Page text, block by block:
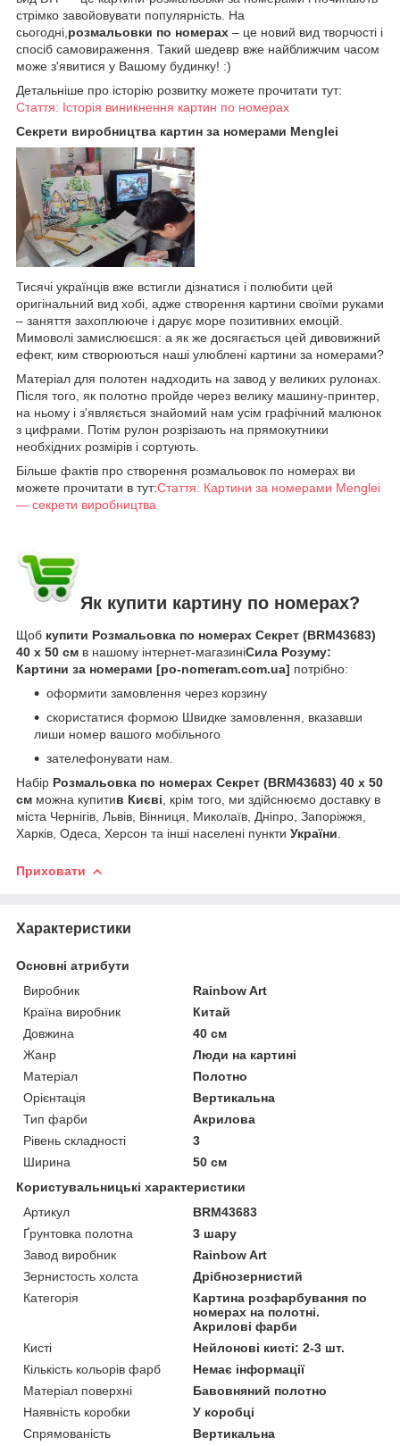
стрімко завойовувати популярність. На
сьогодні,розмальовки по номерах – це новий вид творчості і
спосіб самовираження. Такий шедевр вже найближчим часом
може з'явитися у Вашому будинку! :)
Детальніше про історію розвитку можете прочитати тут:
Стаття: Історія виникнення картин по номерах
Секрети виробництва картин за номерами Menglei
Тисячі українців вже встигли дізнатися і полюбити цей
оригінальний вид хобі, адже створення картини своїми руками
– заняття захоплююче і дарує море позитивних емоцій.
Мимоволі замислюєшся: а як же досягається цей дивовижний
ефект, ким створюються наші улюблені картини за номерами?
Матеріал для полотен надходить на завод у великих рулонах.
Після того, як полотно пройде через велику машину-принтер,
на ньому і з'являється знайомий нам усім графічний малюнок
з цифрами. Потім рулон розрізають на прямокутники
необхідних розмірів і сортують.
Більше фактів про створення розмальовок по номерах ви
можете прочитати в тут:Стаття: Картини за номерами Menglei
— секрети виробництва
Як купити картину по номерах?
Щоб купити Розмальовка по номерах Секрет (BRM43683)
40 х 50 см в нашому інтернет-магазиніСила Розуму:
Картини за номерами [po-nomeram.com.ua] потрібно:
оформити замовлення через корзину
скористатися формою Швидке замовлення, вказавши
лиши номер вашого мобільного
зателефонувати нам.
Набір Розмальовка по номерах Секрет (BRM43683) 40 х 50
см можна купитив Києві , крім того, ми здійснюємо доставку в
міста Чернігів, Львів, Вінниця, Миколаїв, Дніпро, Запоріжжя,
Харків, Одеса, Херсон та інші населені пункти України
Приховати
Характеристики
Основні атрибути
Виробник
Rainbow Art
Країна виробник
Китай
Довжина
40 см
Жанр
Люди на картині
Матеріал
Полотно
Орієнтація
Вертикальна
Тип фарби
Акрилова
Рівень складності
3
Ширина
50 см
Користувальницькі характеристики
Артикул
BRM43683
Ґрунтовка полотна
3 шару
Завод виробник
Rainbow Art
Зернистость холста
Дрібнозернистий
Категорія
Картина розфарбування по
номерах на полотні.
Акрилові фарби
Кисті
Нейлонові кисті: 2-3 шт.
Кількість кольорів фарб
Немає інформації
Матеріал поверхні
Бавовняний полотно
Наявність коробки
У коробці
Спрямованість
Вертикальна